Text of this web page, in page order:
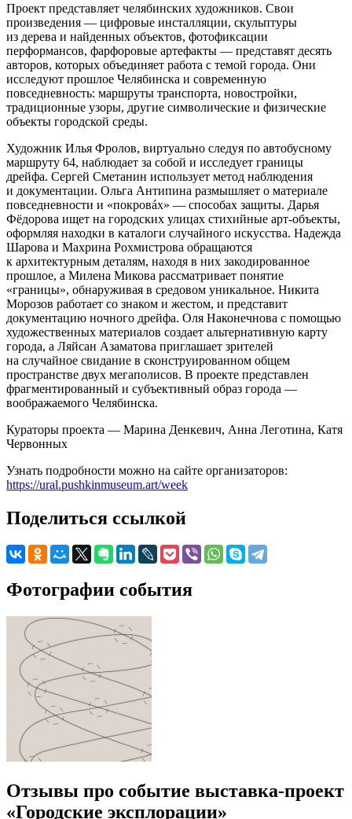
Проект представляет челябинских художников. Свои
произведения — цифровые инсталляции, скульптуры
из дерева и найденных объектов, фотофиксации
перформансов, фарфоровые артефакты — представят десять
авторов, которых объединяет работа с темой города. Они
исследуют прошлое Челябинска и современную
повседневность: маршруты транспорта, новостройки,
традиционные узоры, другие символические и физические
объекты городской среды.
Художник Илья Фролов, виртуально следуя по автобусному
маршруту 64, наблюдает за собой и исследует границы
дрейфа. Сергей Сметанин использует метод наблюдения
и документации. Ольга Антипина размышляет о материале
повседневности и «покровáх» — способах защиты. Дарья
Фёдорова ищет на городских улицах стихийные арт-объекты,
оформляя находки в каталоги случайного искусства. Надежда
Шарова и Махрина Рохмистрова обращаются
к архитектурным деталям, находя в них закодированное
прошлое, а Милена Микова рассматривает понятие
«границы», обнаруживая в средовом уникальное. Никита
Морозов работает со знаком и жестом, и представит
документацию ночного дрейфа. Оля Наконечнова с помощью
художественных материалов создает альтернативную карту
города, а Ляйсан Азаматова приглашает зрителей
на случайное свидание в сконструированном общем
пространстве двух мегаполисов. В проекте представлен
фрагментированный и субъективный образ города —
воображаемого Челябинска.
Кураторы проекта — Марина Денкевич, Анна Леготина, Катя
Червонных
Узнать подробности можно на сайте организаторов:
https://ural.pushkinmuseum.art/week
Поделиться ссылкой
Фотографии события
Отзывы про событие выставка-проект
«Городские эксплорации»